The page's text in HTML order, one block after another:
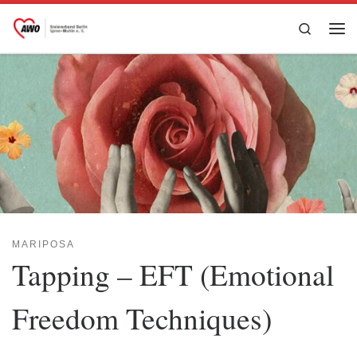
Zum Inhalt springen
Search
MARIPOSA
Tapping – EFT (Emotional
Freedom Techniques)